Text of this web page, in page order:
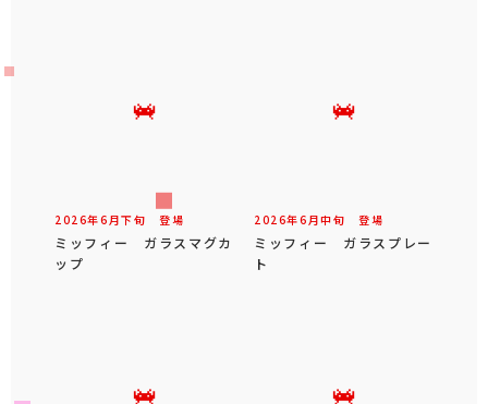
2026年6 月下旬 登場
ミッフィー ガラスマグカ
ップ
2026年6 月中旬 登場
ミッフィー ガラスプレー
ト